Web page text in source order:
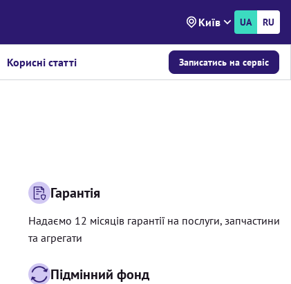
Київ UA RU
Корисні статті Записатись на сервіс
Гарантія
Надаємо 12 місяців гарантії на послуги, запчастини
та агрегати
Підмінний фонд